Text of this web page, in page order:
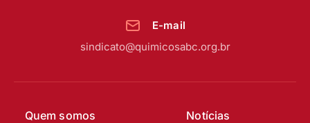
Quem somos
Notícias
E-mail
sindicato@quimicosabc.org.br